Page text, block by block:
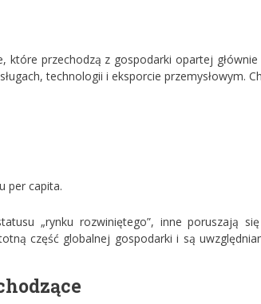
które przechodzą z gospodarki opartej
technologii i eksporcie przemysłowym.
per capita.
„rynku rozwiniętego”, inne poruszają
część globalnej gospodarki i są